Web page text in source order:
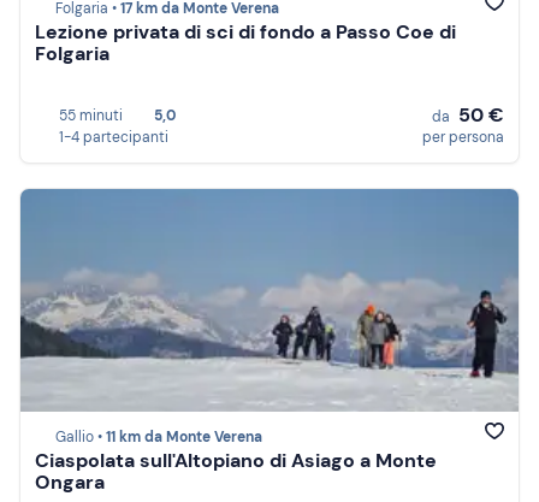
Folgaria •17 km da Monte Verena
Lezione privata di sci di fondo a Passo Coe di
Folgaria
55 minuti
5,0
1-4 partecipanti
da 50 €
per persona
Gallio •11 km da Monte Verena
Ciaspolata sull'Altopiano di Asiago a Monte
Ongara